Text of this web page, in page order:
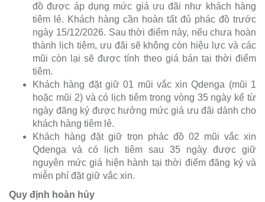
đồ được áp dụng mức giá ưu đãi như khách hàng
tiêm lẻ. Khách hàng cần hoàn tất đủ phác đồ trước
ngày 15/12/2026. Sau thời điểm này, nếu chưa hoàn
thành lịch tiêm, ưu đãi sẽ không còn hiệu lực và các
mũi còn lại sẽ được tính theo giá bán tại thời điểm
tiêm.
Khách hàng đặt giữ 01 mũi vắc xin Qdenga (mũi 1
hoặc mũi 2) và có lịch tiêm trong vòng 35 ngày kể từ
ngày đăng ký được hưởng mức giá ưu đãi dành cho
khách hàng tiêm lẻ.
Khách hàng đặt giữ trọn phác đồ 02 mũi vắc xin
Qdenga và có lịch tiêm sau 35 ngày được giữ
nguyên mức giá hiện hành tại thời điểm đăng ký và
miễn phí đặt giữ vắc xin.
Quy định hoàn hủy